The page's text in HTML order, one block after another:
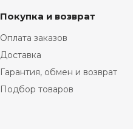
Покупка и возврат
Оплата заказов
Доставка
Гарантия, обмен и возврат
Подбор товаров